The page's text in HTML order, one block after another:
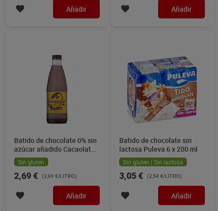
Añadir Añadir
Batido de chocolate 0% sin
azúcar añadido Cacaolat
botella 1 L
Sin gluten
2,69 € (2,69 €/LITRO)
Añadir
Batido de chocolate sin
lactosa Puleva 6 x 200 ml
Sin gluten | Sin lactosa
3,05 € (2,54 €/LITRO)
Añadir